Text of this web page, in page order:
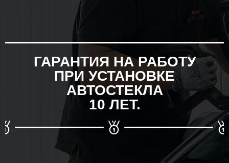
ГАРАНТИЯ НА РАБОТУ
ПРИ УСТАНОВКЕ
АВТОСТЕКЛА
10 ЛЕТ.